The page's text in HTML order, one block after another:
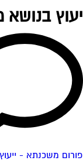
בנושא
משכנתא - ייעוץ